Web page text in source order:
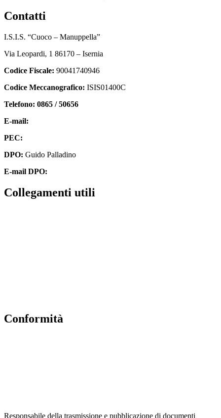
contatti
I.S.I.S. “Cuoco – Manuppella”
Via Leopardi, 1 86170 – Isernia
Codice Fiscale: 90041740946
Codice Meccanografico: ISIS01400C
Telefono: 0865 / 50656
E-mail:
PEC:
DPO: Guido Palladino
E-mail DPO:
collegamenti utili
conformità
Responsabile della trasmissione e pubblicazione di documenti